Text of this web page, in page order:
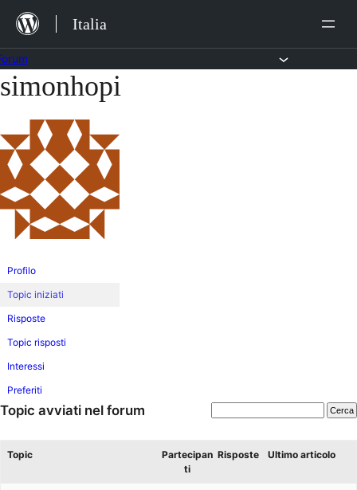
Salta
contenuto
Italia
Vai
contenuto
simonhopi
Profilo
Topic iniziati
Risposte
Topic risposti
Interessi
Preferiti
Topic avviati nel forum
Topic
Partecipan
ti
Risposte Ultimo articolo